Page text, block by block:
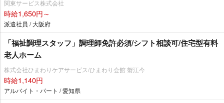
関東サービス株式会社
時給1,650円～
派遣社員 / 大阪府
「福祉調理スタッフ」調理師免許必須/シフト相談可/住宅型有料
老人ホーム
株式会社ひまわりケアサービス/ひまわり会館 蟹江今
時給1,140円
アルバイト・パート / 愛知県